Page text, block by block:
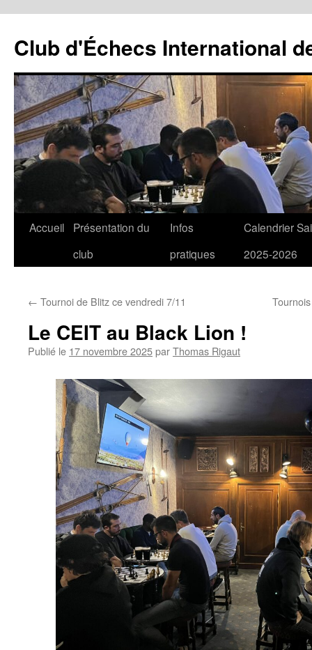
contenu
Club d'Échecs International
Accueil
Présentation du
club
Infos
pratiques
Calendrier
2025-2026
← Tournoi de Blitz ce vendredi 7/11
Le CEIT au Black Lion !
Publié le 17 novembre 2025parThomas Rigaut